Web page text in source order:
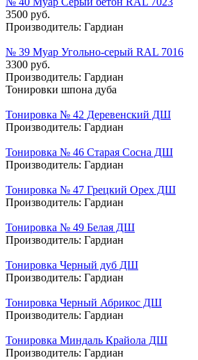
3500 руб.
Производитель: Гардиан
№ 39 Муар Угольно-серый RAL 7016
3300 руб.
Производитель: Гардиан
Тонировки шпона дуба
Тонировка № 42 Деревенский ДШ
Производитель: Гардиан
Тонировка № 46 Старая Сосна ДШ
Производитель: Гардиан
Тонировка № 47 Грецкий Орех ДШ
Производитель: Гардиан
Тонировка № 49 Белая ДШ
Производитель: Гардиан
Тонировка Черный дуб ДШ
Производитель: Гардиан
Тонировка Черный Абрикос ДШ
Производитель: Гардиан
Тонировка Миндаль Крайола ДШ
Производитель: Гардиан